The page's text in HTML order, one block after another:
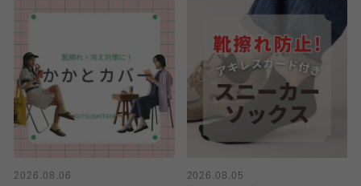
2026.08.06
2026.08.05